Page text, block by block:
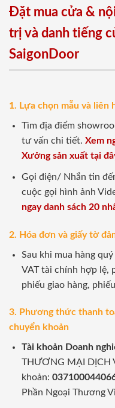
Đặt mua cửa &
trị và danh tiếng
SaigonDoor
1. Lựa chọn mẫu và
Tìm địa điểm
tư vấn chi tiết. Xem
Xưởng sản xuất tại
Gọi điện/ Nhắn tin
cuộc gọi hình ảnh
ngay danh sách 20
2. Hóa đơn và giấy tờ
Sau khi mua hàng
VAT tài chính hợp lệ,
phiếu giao hàng,
3. Phương thức thanh
chuyển khoản
Tài khoản Doanh
THƯƠNG MẠI DỊCH
khoản:
Phần Ngoại Thương